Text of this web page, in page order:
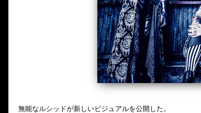
無能なルシッドが新しいビジュアルを公開した。